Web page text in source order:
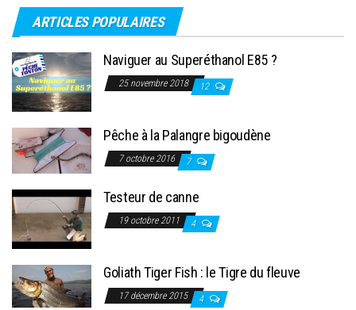
ARTICLES POPULAIRES
Naviguer au Superéthanol E85 ?
25 novembre 2018 12
Pêche à la Palangre bigoudène
7 octobre 2016 7
Testeur de canne
19 octobre 2011 4
Goliath Tiger Fish : le Tigre du fleuve
17 décembre 2015 4